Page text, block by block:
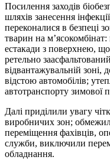
Посилення заходів
шляхів занесення
переконалися в безпеці
тварин на м’ясокомбінат:
естакади з поверхнею, що
ретельно
відвантажувальній зоні,
відстою автомобілів;
автотранспорту зимової
Далі приділили увагу
виробничих зон;
переміщення фахівців,
служби, виключили
обладнання.